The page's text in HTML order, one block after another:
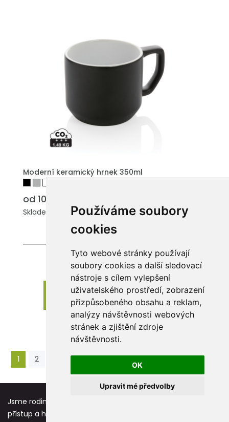
Používáme soubory
cookies
Tyto webové stránky používají
soubory cookies a další sledovací
nástroje s cílem vylepšení
uživatelského prostředí, zobrazení
přizpůsobeného obsahu a reklam,
analýzy návštěvnosti webových
stránek a zjištění zdroje
návštěvnosti.
OK
Upravit mé předvolby
Moderní keramický hrnek 350ml
od 100.30 Kč
Skladem: 56118 ks.
Zobrazit dalších 24 produktů
1 2
Jsme rodinná firma založená před více jak 25 lety. Osobní
přístup a hodnoty jako respekt, úcta a vděk jsou základní